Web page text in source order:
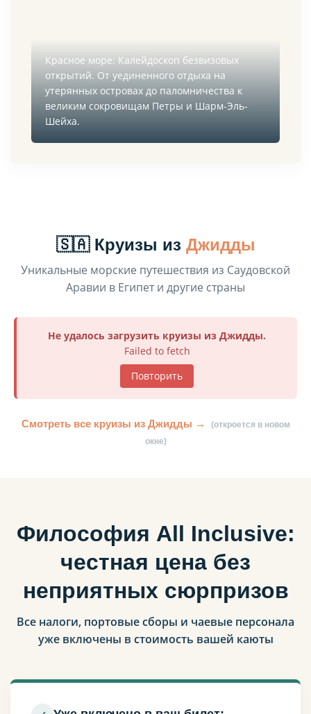
Красное море: Калейдоскоп безвизовых
открытий. От уединенного отдыха на
утерянных островах до паломничества к
великим сокровищам Петры и Шарм-Эль-
Шейха.
🇸🇦 Круизы из Джидды
Уникальные морские путешествия из Саудовской
Аравии в Египет и другие страны
Не удалось загрузить круизы из Джидды.
Failed to fetch
Повторить
Смотреть все круизы из Джидды →
(откроется в новом
окне)
Философия All Inclusive:
честная цена без
неприятных сюрпризов
Все налоги, портовые сборы и чаевые персонала
уже включены в стоимость вашей каюты